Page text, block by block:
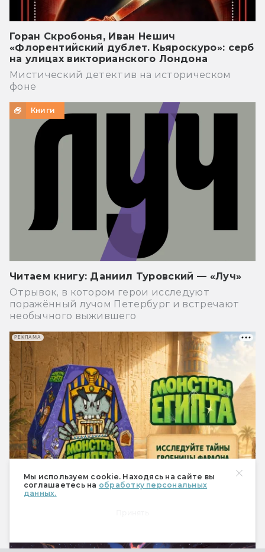
Мы используем cookie. Находясь на сайте вы
соглашаетесь на обработку персональных
данных.
Горан Скробонья, Иван Нешич
«Флорентийский дублет. Кьяроскуро»: серб
на улицах викторианского Лондона
Мистический детектив на историческом
фоне
Книги
Читаем книгу: Даниил Туровский — «Луч»
Отрывок, в котором герои исследуют
поражённый лучом Петербург и встречают
необычного выжившего
РЕКЛАМА